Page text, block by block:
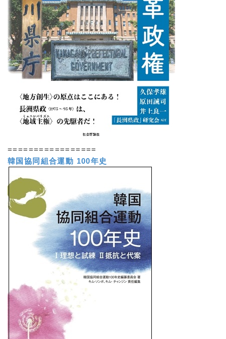
=================
韓国協同組合運動 100年史